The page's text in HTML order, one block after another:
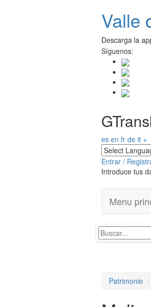
Valle
Descarga la
Síguenos:
es en fr de it +
Entrar /
Introduce tus
Menu
Patrimonio